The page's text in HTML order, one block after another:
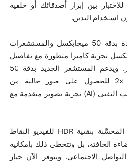
بين إبراز أصدقائك أو خلفية
استخدام اليدين.
وتوفر المستشعرات الجديدة بدقة 50 ميجابكسل والمستشعرات
بدقة 12 ميجابكسل تجربة كاميرا متطورة مع تفاصيل
واضحة وصافية في الصور. ويدعم المستشعر الجديد بدقة 50
ميجابكسل تقريب بصري 2x للحصول على صور خالية من
التشويش، بينما يوفر التقريب التقني (AI) تجربة تصوير متقدمة مع
وتتيح ميزة التصوير الليلي المحسَّنة بتقنية HDR للفيديو التقاط
الخافتة، بل وتتخطى ذلك بإمكانية
الاجتماعي. ويتوفر الآن خيار